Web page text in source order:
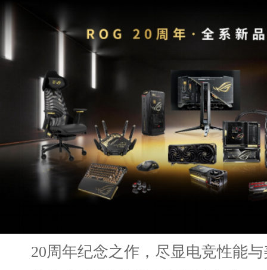
20周年纪念之作，尽显电竞性能与